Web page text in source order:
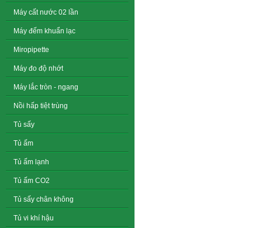
Máy cất nước 02 lần
Máy đếm khuẩn lạc
Miropipette
Máy đo độ nhớt
Máy lắc tròn - ngang
Nồi hấp tiệt trùng
Tủ sấy
Tủ ấm
Tủ ấm lạnh
Tủ ấm CO2
Tủ sấy chân không
Tủ vi khí hậu